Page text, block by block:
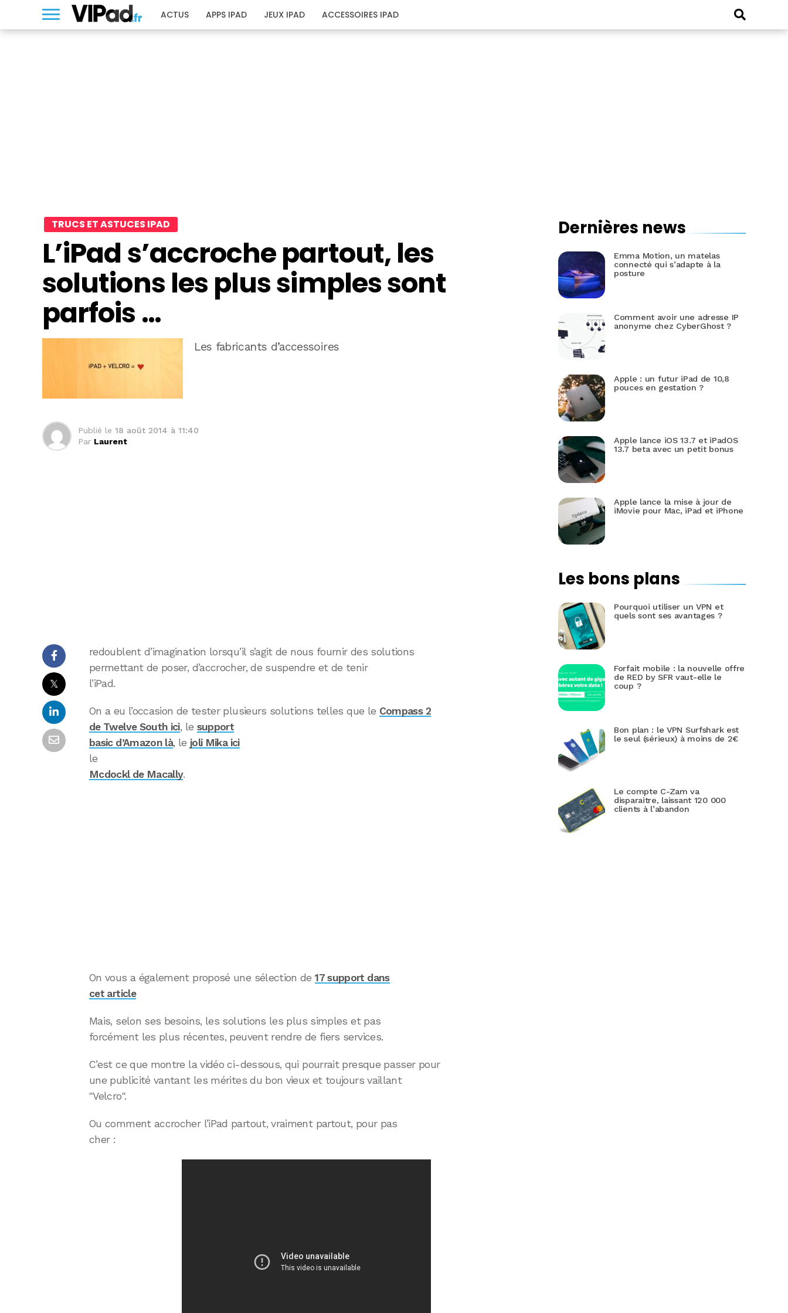
ACTUS APPS IPAD JEUX IPAD ACCESSOIRES IPAD
TRUCS ET ASTUCES IPAD
L’iPad s’accroche partout, les
solutions les plus simples sont
parfois …
Les fabricants d’accessoires
Publié le 18 août 2014 à 11:40
Par Laurent
𝕏
redoublent d’imagination lorsqu’il s’agit de nous fournir des solutions
permettant de poser, d’accrocher, de suspendre et de tenir
l’iPad.
On a eu l’occasion de tester plusieurs solutions telles que le Compass 2
de Twelve South ici, le support
basic d’Amazon là, le joli Mika ici
le
Mcdockl de Macally.
On vous a également proposé une sélection de17 support dans
cet article
Mais, selon ses besoins, les solutions les plus simples et pas
forcément les plus récentes, peuvent rendre de fiers services.
C’est ce que montre la vidéo ci-dessous, qui pourrait presque passer pour
une publicité vantant les mérites du bon vieux et toujours vaillant
"Velcro".
Ou comment accrocher l’iPad partout, vraiment partout, pour pas
cher :
Dernières news
Emma Motion, un matelas
connecté qui s’adapte à la
posture
Comment avoir une adresse IP
anonyme chez CyberGhost ?
Apple : un futur iPad de 10,8
pouces en gestation ?
Apple lance iOS 13.7 et iPadOS
13.7 beta avec un petit bonus
Apple lance la mise à jour de
iMovie pour Mac, iPad et iPhone
Les bons plans
Pourquoi utiliser un VPN et
quels sont ses avantages ?
Forfait mobile : la nouvelle offre
de RED by SFR vaut-elle le
coup ?
Bon plan : le VPN Surfshark est
le seul (sérieux) à moins de 2€
Le compte C-Zam va
disparaitre, laissant 120 000
clients à l’abandon